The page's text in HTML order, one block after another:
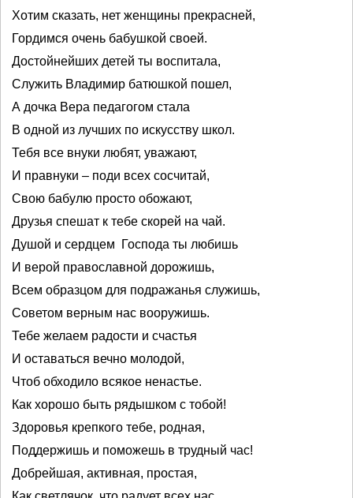
Хотим сказать, нет женщины прекрасней,
Гордимся очень бабушкой своей.
Достойнейших детей ты воспитала,
Служить Владимир батюшкой пошел,
А дочка Вера педагогом стала
В одной из лучших по искусству школ.
Тебя все внуки любят, уважают,
И правнуки – поди всех сосчитай,
Свою бабулю просто обожают,
Друзья спешат к тебе скорей на чай.
Душой и сердцем Господа ты любишь
И верой православной дорожишь,
Всем образцом для подражанья служишь,
Советом верным нас вооружишь.
Тебе желаем радости и счастья
И оставаться вечно молодой,
Чтоб обходило всякое ненастье.
Как хорошо быть рядышком с тобой!
Здоровья крепкого тебе, родная,
Поддержишь и поможешь в трудный час!
Добрейшая, активная, простая,